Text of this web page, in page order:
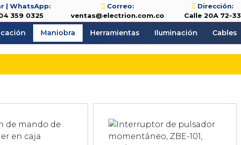
| WhatsApp:
359 0325
Correo:
ventas@electrion.com.co
Dirección:
Calle 20A 72-33
Maniobra Herramientas Iluminación Cables